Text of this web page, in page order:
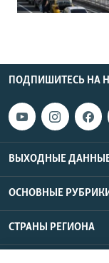
ПОДПИШИТЕСЬ НА
ВЫХОДНЫЕ
ОСНОВНЫЕ
СТРАНЫ РЕГИОНА